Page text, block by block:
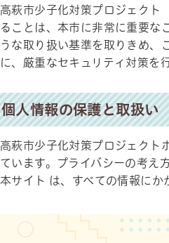
高萩市少子化対策プロジェクト
ることは、本市に非常に重要な
うな取り扱い基準を取りきめ、
に、厳重なセキュリティ対策を
個人情報の保護と取扱い
高萩市少子化対策プロジェクト
ています。プライバシーの考え
本サイト は、すべての情報に